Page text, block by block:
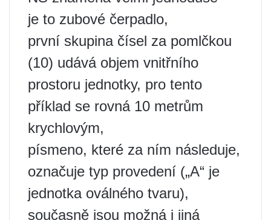
je to zubové čerpadlo,
první skupina čísel za pomlčkou
(10) udává objem vnitřního
prostoru jednotky, pro tento
příklad se rovná 10 metrům
krychlovým,
písmeno, které za ním následuje,
označuje typ provedení („A“ je
jednotka oválného tvaru),
současně jsou možná i jiná